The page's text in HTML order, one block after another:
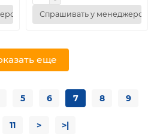
Спрашивать у менеджеров
еще
5 6 7 8 9
11 > >|